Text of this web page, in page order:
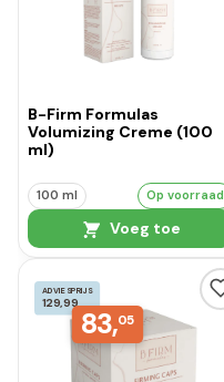
B-Firm Formulas
Volumizing Creme (100
ml)
100 ml Op voorraad
Voeg toe
ADVIESPRIJS
129,99
83,05